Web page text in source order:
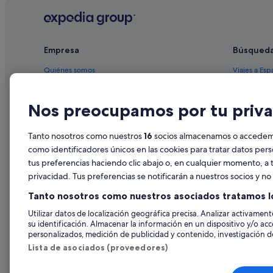
Hoteles de 3 estrellas en Bora Bora
Hoteles románticos en Bora Bora
Hoteles boutique en Bora Bora
Campings de caravanas en Bora Bora
Hilton Hotels en Bora Bora
Mai Moana hoteles
Matira hoteles
Hoteles cerca de Motu One
Apartamentos en Bora Bora
Empresa
Quiénes somos
Anuncia tu alojamiento
Prensa
Viajes a
Alquileres
Vuelos
Alquiler de
Nos preocupamos por tu
Tanto nosotros como nuestros16 socios almacenamos o
como identificadores únicos en las cookies para tratar datos
tus preferencias haciendo clic abajo o, en cualquier momento,
privacidad. Tus preferencias se notificarán a nuestros socios y
Tanto nosotros como nuestros asociados tratamos
Utilizar datos de localización geográfica precisa. Analizar
su identificación. Almacenar la información en un dispositivo y/o
personalizados, medición de publicidad y contenido, investigación
Lista de asociados (proveedores)